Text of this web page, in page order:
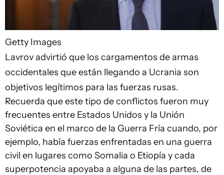
Getty Images
Lavrov advirtió que los cargamentos de armas
occidentales que están llegando a Ucrania son
objetivos legítimos para las fuerzas rusas.
Recuerda que este tipo de conflictos fueron muy
frecuentes entre Estados Unidos y la Unión
Soviética en el marco de la Guerra Fría cuando, por
ejemplo, había fuerzas enfrentadas en una guerra
civil en lugares como Somalia o Etiopía y cada
superpotencia apoyaba a alguna de las partes, de